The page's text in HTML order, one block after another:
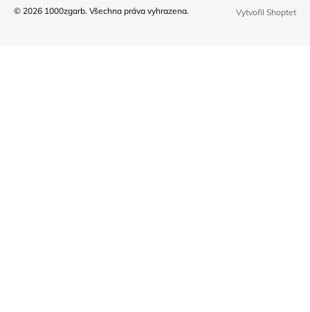
Vytvořil Shoptet
© 2026 1000zgarb. Všechna práva vyhrazena.